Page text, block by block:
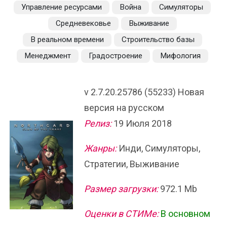
Управление ресурсами
Война
Симуляторы
Средневековье
Выживание
В реальном времени
Строительство базы
Менеджмент
Градостроение Мифология
v 2.7.20.25786 (55233) Новая
версия на русском
Релиз:19 Июля 2018
Жанры:Инди, Симуляторы,
Стратегии, Выживание
Размер загрузки:972.1 Mb
Оценки в СТИМе: В основном